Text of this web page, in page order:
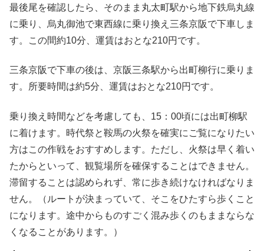
最後尾を確認したら、そのまま丸太町駅から地下鉄烏丸線
に乗り、烏丸御池で東西線に乗り換え三条京阪で下車しま
す。この間約10分、運賃はおとな210円です。
三条京阪で下車の後は、京阪三条駅から出町柳行に乗りま
す。所要時間は約5分、運賃はおとな210円です。
乗り換え時間などを考慮しても、15：00頃には出町柳駅
に着けます。時代祭と鞍馬の火祭を確実にご覧になりたい
方はこの作戦をおすすめします。ただし、火祭は早く着い
たからといって、観覧場所を確保することはできません。
滞留することは認められず、常に歩き続けなければなりま
せん。（ルートが決まっていて、そこをひたすら歩くこと
になります。途中からものすごく混み歩くのもままならな
くなることがあります。）